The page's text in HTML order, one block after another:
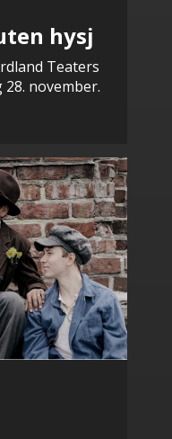
hysj
Teaters
november.